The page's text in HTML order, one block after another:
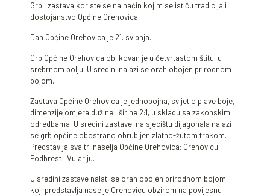
Grb i zastava koriste se na način kojim se ističu tradicija i
dostojanstvo Općine Orehovica.
Dan Općine Orehovica je 21. svibnja.
Grb Općine Orehovica oblikovan je u četvrtastom štitu, u
srebrnom polju. U sredini nalazi se orah obojen prirodnom
bojom.
Zastava Općine Orehovica je jednobojna, svijetlo plave boje,
dimenzije omjera dužine i širine 2:1, u skladu sa zakonskim
odredbama. U sredini zastave, na sjecištu dijagonala nalazi
se grb općine obostrano obrubljen zlatno-žutom trakom.
Predstavlja sva tri naselja Općine Orehovica: Orehovicu,
Podbrest i Vulariju.
U sredini zastave nalati se orah obojen prirodnom bojom
koji predstavlja naselje Orehovicu obzirom na povijesnu